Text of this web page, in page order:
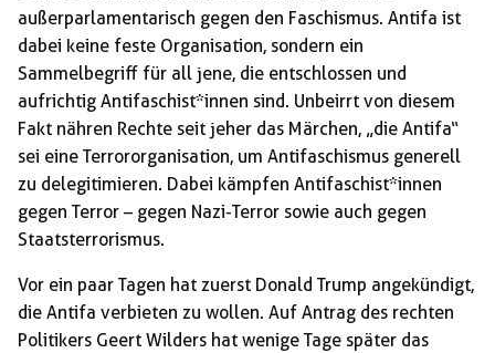
außerparlamentarisch gegen den Faschismus. Antifa ist
dabei keine feste Organisation, sondern ein
Sammelbegriff für all jene, die entschlossen und
aufrichtig Antifaschist*innen sind. Unbeirrt von diesem
Fakt nähren Rechte seit jeher das Märchen, „die Antifa“
sei eine Terrororganisation, um Antifaschismus generell
zu delegitimieren. Dabei kämpfen Antifaschist*innen
gegen Terror – gegen Nazi-Terror sowie auch gegen
Staatsterrorismus.
Vor ein paar Tagen hat zuerst Donald Trump angekündigt,
die Antifa verbieten zu wollen. Auf Antrag des rechten
Politikers Geert Wilders hat wenige Tage später das